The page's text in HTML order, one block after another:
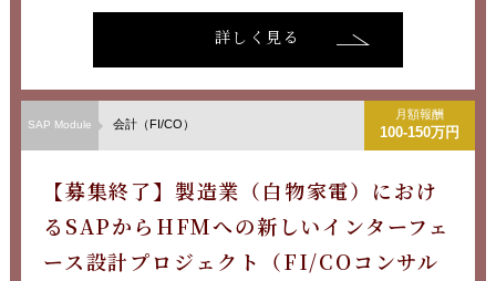
詳しく見る
SAP Module 会計（FI/CO）
月額報酬
100-150万円
【募集終了】製造業（白物家電）におけ
るSAPからHFMへの新しいインターフェ
ース設計プロジェクト（FI/COコンサル